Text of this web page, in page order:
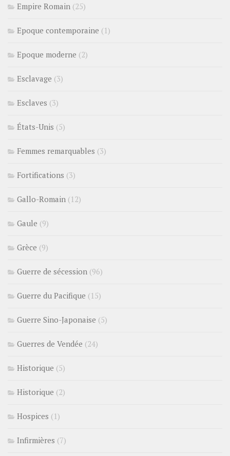
Empire Romain (25)
Epoque contemporaine (1)
Epoque moderne (2)
Esclavage (3)
Esclaves (3)
États-Unis (5)
Femmes remarquables (3)
Fortifications (3)
Gallo-Romain (12)
Gaule (9)
Grèce (9)
Guerre de sécession (96)
Guerre du Pacifique (15)
Guerre Sino-Japonaise (5)
Guerres de Vendée (24)
Historique (5)
Historique (2)
Hospices (1)
Infirmières (7)